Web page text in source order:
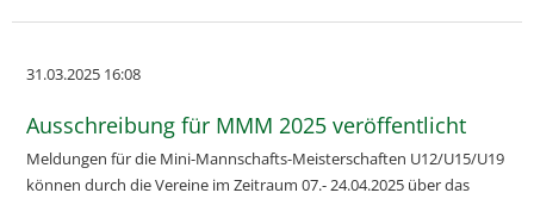
31.03.2025 16:08
Ausschreibung für MMM 2025 veröffentlicht
Meldungen für die Mini-Mannschafts-Meisterschaften U12/U15/U19
können durch die Vereine im Zeitraum 07.- 24.04.2025 über das